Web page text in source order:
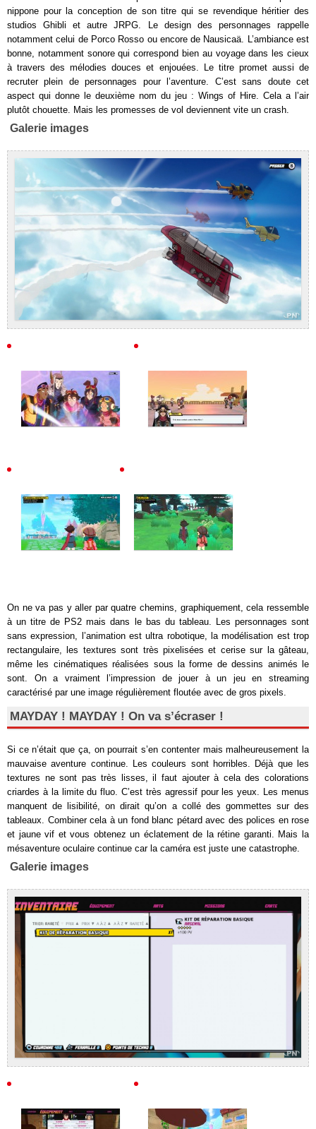
nippone pour la conception de son titre qui se revendique héritier des
studios Ghibli et autre JRPG. Le design des personnages rappelle
notamment celui de Porco Rosso ou encore de Nausicaä. L’ambiance est
bonne, notamment sonore qui correspond bien au voyage dans les cieux
à travers des mélodies douces et enjouées. Le titre promet aussi de
recruter plein de personnages pour l’aventure. C’est sans doute cet
aspect qui donne le deuxième nom du jeu : Wings of Hire. Cela a l’air
plutôt chouette. Mais les promesses de vol deviennent vite un crash.
Galerie images
On ne va pas y aller par quatre chemins, graphiquement, cela ressemble
à un titre de PS2 mais dans le bas du tableau. Les personnages sont
sans expression, l’animation est ultra robotique, la modélisation est trop
rectangulaire, les textures sont très pixelisées et cerise sur la gâteau,
même les cinématiques réalisées sous la forme de dessins animés le
sont. On a vraiment l’impression de jouer à un jeu en streaming
caractérisé par une image régulièrement floutée avec de gros pixels.
MAYDAY ! MAYDAY ! On va s’écraser !
Si ce n’était que ça, on pourrait s’en contenter mais malheureusement la
mauvaise aventure continue. Les couleurs sont horribles. Déjà que les
textures ne sont pas très lisses, il faut ajouter à cela des colorations
criardes à la limite du fluo. C’est très agressif pour les yeux. Les menus
manquent de lisibilité, on dirait qu’on a collé des gommettes sur des
tableaux. Combiner cela à un fond blanc pétard avec des polices en rose
et jaune vif et vous obtenez un éclatement de la rétine garanti. Mais la
mésaventure oculaire continue car la caméra est juste une catastrophe.
Galerie images